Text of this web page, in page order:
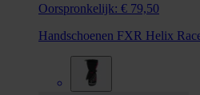
Oorspronkelijk: € 79,50
Handschoenen FXR Helix